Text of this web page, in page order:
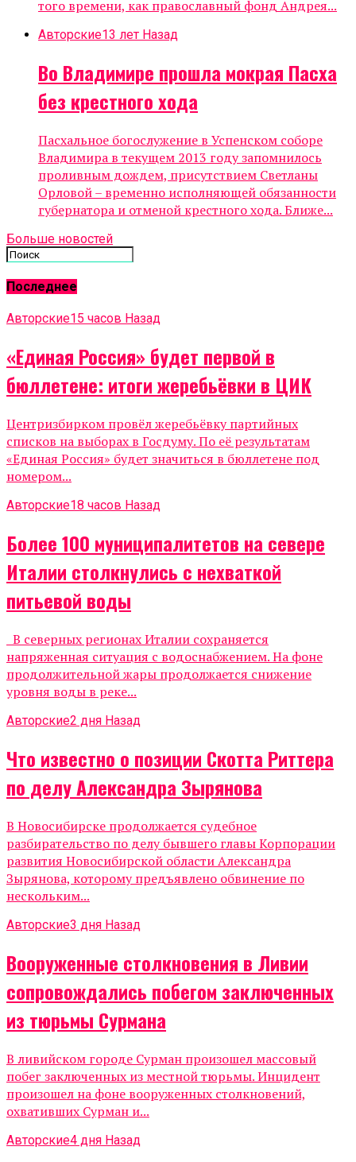
того времени, как православный фонд Андрея...
Авторские13 лет Назад
Во Владимире прошла мокрая Пасха
без крестного хода
Пасхальное богослужение в Успенском соборе
Владимира в текущем 2013 году запомнилось
проливным дождем, присутствием Светланы
Орловой – временно исполняющей обязанности
губернатора и отменой крестного хода. Ближе...
Больше новостей
Последнее
Авторские15 часов Назад
«Единая Россия» будет первой в
бюллетене: итоги жеребьёвки в ЦИК
Центризбирком провёл жеребьёвку партийных
списков на выборах в Госдуму. По её результатам
«Единая Россия» будет значиться в бюллетене под
номером...
Авторские18 часов Назад
Более 100 муниципалитетов на севере
Италии столкнулись с нехваткой
питьевой воды
В северных регионах Италии сохраняется
напряженная ситуация с водоснабжением. На фоне
продолжительной жары продолжается снижение
уровня воды в реке...
Авторские2 дня Назад
Что известно о позиции Скотта Риттера
по делу Александра Зырянова
В Новосибирске продолжается судебное
разбирательство по делу бывшего главы Корпорации
развития Новосибирской области Александра
Зырянова, которому предъявлено обвинение по
нескольким...
Авторские3 дня Назад
Вооруженные столкновения в Ливии
сопровождались побегом заключенных
из тюрьмы Сурмана
В ливийском городе Сурман произошел массовый
побег заключенных из местной тюрьмы. Инцидент
произошел на фоне вооруженных столкновений,
охвативших Сурман и...
Авторские4 дня Назад